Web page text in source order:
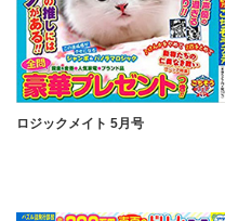
ロジックメイト 5月号